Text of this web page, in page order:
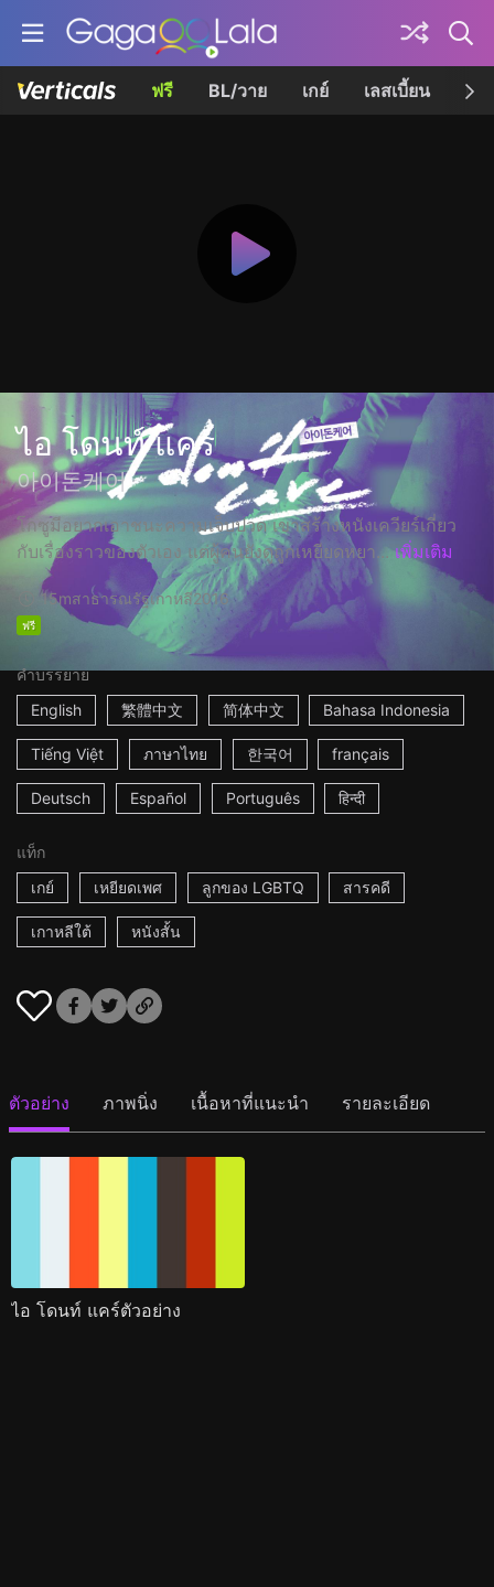
ฟรี BL/วาย เกย์ เลสเบี้ยน เค
ไอ โดนท์ แคร์
아이돈케어
โกซูมีอยากเอาชนะความเจ็บปวด เขาสร้างหนังเควียร์เกี่ยว
กับเรื่องราวของตัวเอง แต่ผู้คนยังดูถูกเหยียดหยา... เพิ่มเติม
15mสาธารณรัฐเกาหลี2016
ฟรี
คำบรรยาย
English
繁體中文 简体中文 Bahasa Indonesia
Tiếng Việt ภาษาไทย 한국어 français
Deutsch Español Português हिन्दी
แท็ก
เกย์
เหยียดเพศ ลูกของ LGBTQ สารคดี
เกาหลีใต้ หนังสั้น
ตัวอย่าง ภาพนิ่ง เนื้อหาที่แนะนำ รายละเอียด
ไอ โดนท์ แคร์ตัวอย่าง